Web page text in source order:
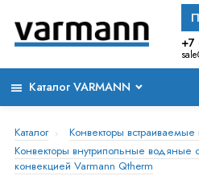
+7
Каталог VARMANN
Каталог
Конвекторы встраиваемые
Конвекторы внутрипольные водяные
конвекцией Varmann Qtherm